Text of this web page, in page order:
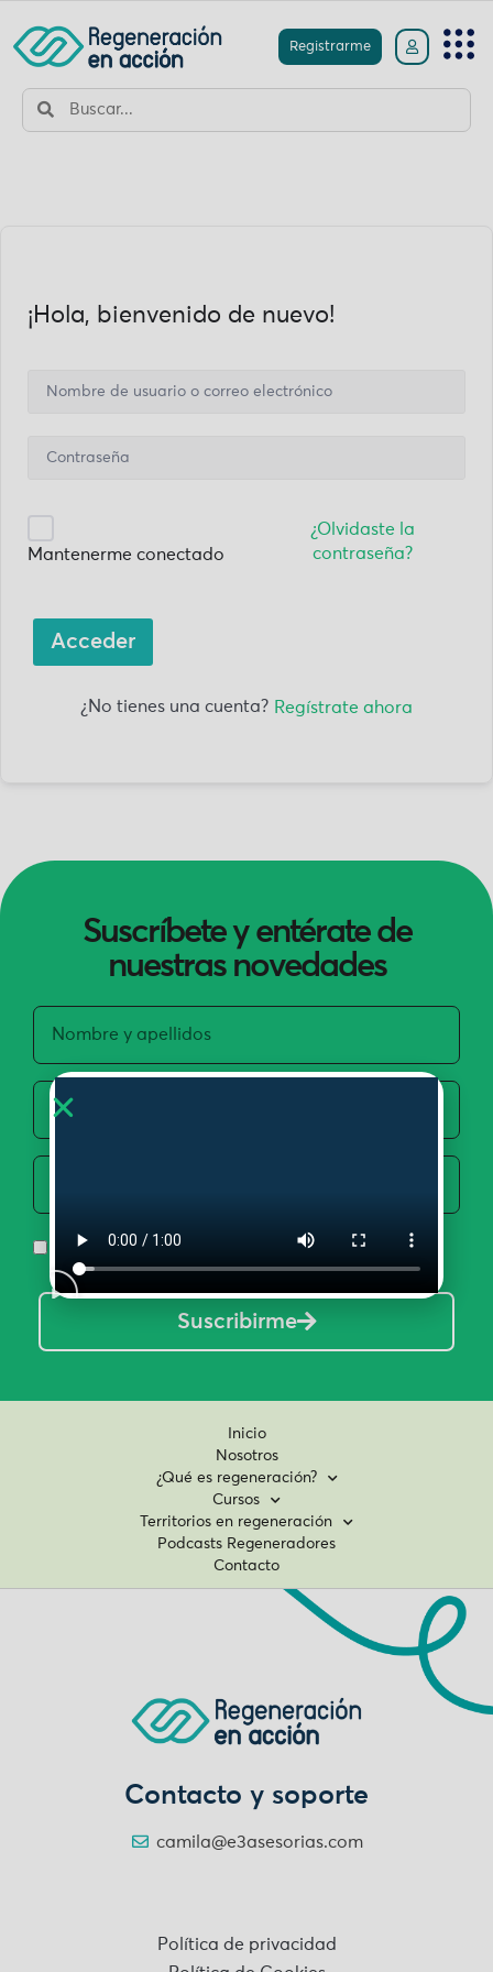
Registrarme
¡Hola, bienvenido de nuevo!
Mantenerme conectado
¿Olvidaste la
contraseña?
Acceder
¿No tienes una cuenta? Regístrate ahora
Suscríbete y entérate de
nuestras novedades
Acepto la Política de Privacidad y Uso de Datos
Suscribirme
Inicio
Nosotros
¿Qué es regeneración?
Cursos
Territorios en regeneración
Podcasts Regeneradores
Contacto
Contacto y soporte
camila@e3asesorias.com
Política de privacidad